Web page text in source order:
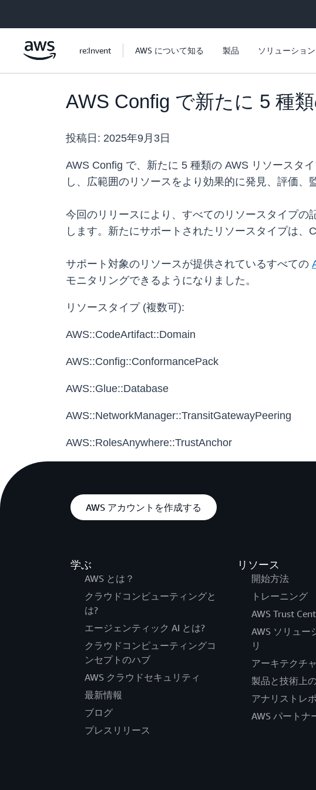
re:Invent AWS について知る 製品 ソリューション
AWS Config で新たに 5 種
投稿日: 2025年9月3日
AWS Config で、新たに 5 種類の AWS リソースタ
し、広範囲のリソースをより効果的に発見、評価、
今回のリリースにより、すべてのリソースタイプ
します。新たにサポートされたリソースタイプは、
サポート対象のリソースが提供されているすべての
モニタリングできるようになりました。
リソースタイプ (複数可):
AWS::CodeArtifact::Domain
AWS::Config::ConformancePack
AWS::Glue::Database
AWS::NetworkManager::TransitGatewayPeering
AWS::RolesAnywhere::TrustAnchor
AWS アカウントを作成する
学ぶ
AWS とは？
クラウドコンピューティングと
は?
エージェンティック AI とは?
クラウドコンピューティングコ
ンセプトのハブ
AWS クラウドセキュリティ
最新情報
ブログ
プレスリリース
リソース
開始方法
トレーニング
AWS Trust
AWS ソリュー
リ
アーキテクチ
製品と技術上
アナリストレ
AWS パートナ